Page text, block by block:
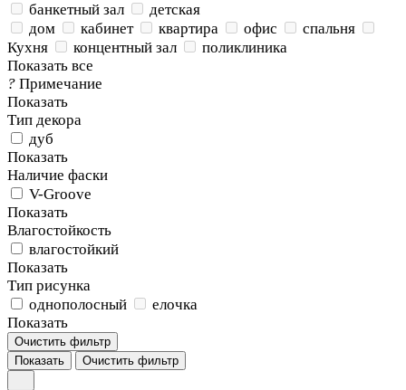
банкетный зал
детская
дом
кабинет квартира офис
спальня
Кухня
концентный зал
поликлиника
Показать все
? Примечание
Показать
Тип декора
дуб
Показать
Наличие фаски
V-Groove
Показать
Влагостойкость
влагостойкий
Показать
Тип рисунка
однополосный
елочка
Показать
Очистить фильтр
Показать
Очистить фильтр